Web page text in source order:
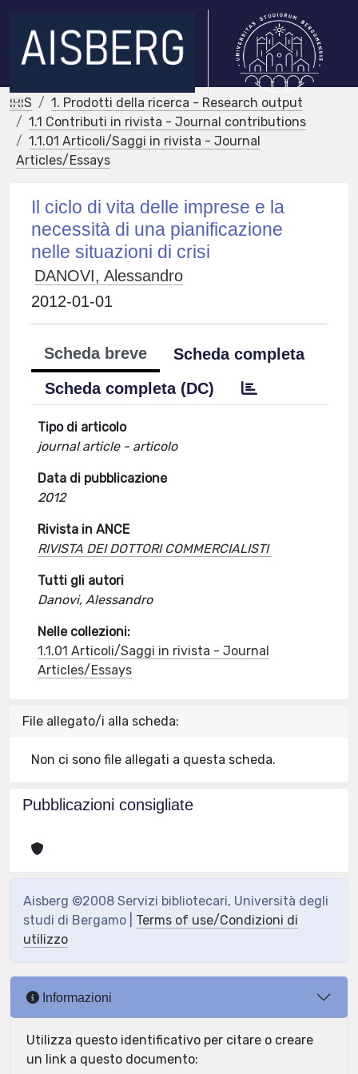
IRIS
1. Prodotti della ricerca - Research output
1.1 Contributi in rivista - Journal contributions
1.1.01 Articoli/Saggi in rivista - Journal
Articles/Essays
Il ciclo di vita delle imprese e la
necessità di una pianificazione
nelle situazioni di crisi
DANOVI, Alessandro
2012-01-01
Scheda breve
Scheda completa
Scheda completa (DC)
Tipo di articolo
journal article - articolo
Data di pubblicazione
2012
Rivista in ANCE
RIVISTA DEI DOTTORI COMMERCIALISTI
Tutti gli autori
Danovi, Alessandro
Nelle collezioni:
1.1.01 Articoli/Saggi in rivista - Journal
Articles/Essays
File allegato/i alla scheda:
Non ci sono file allegati a questa scheda.
Pubblicazioni consigliate
Aisberg ©2008 Servizi bibliotecari, Università degli
studi di Bergamo | Terms of use/Condizioni di
utilizzo
Informazioni
Utilizza questo identificativo per citare o creare
un link a questo documento: